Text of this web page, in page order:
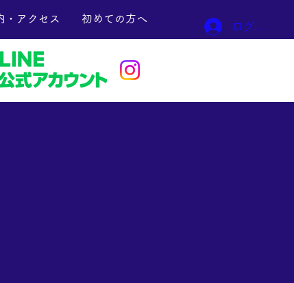
・アクセス 初めての方へ
ログイン